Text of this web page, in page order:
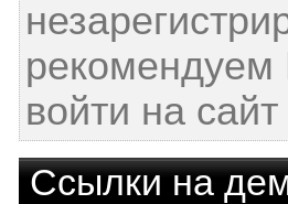
рекомендуем
войти на
Ссылки на